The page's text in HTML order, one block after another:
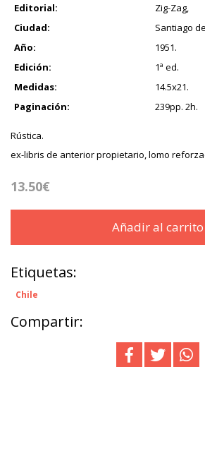
Editorial:
Zig-Zag,
Ciudad:
Santiago
Año:
1951.
Edición:
1ª ed.
Medidas:
14.5x21.
Paginación:
239pp. 2h.
Rústica.
ex-libris de anterior propietario, lomo
13.50€
Añadir al carrito
Etiquetas:
Chile
Compartir: